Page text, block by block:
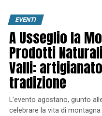
EVENTI
A Usseglio la
Prodotti
Valli:
tradizione
L’evento agostano, giunto
celebrare la vita di